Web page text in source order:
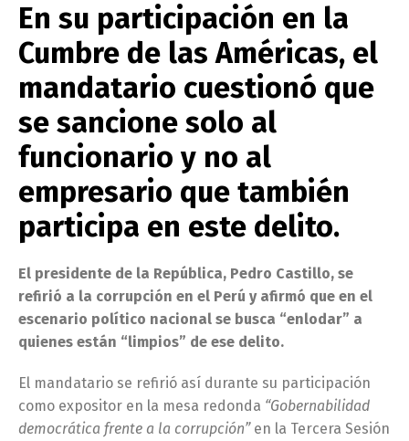
En su participación en la
Cumbre de las Américas, el
mandatario cuestionó que
se sancione solo al
funcionario y no al
empresario que también
participa en este delito.
El presidente de la República, Pedro Castillo, se
refirió a la corrupción en el Perú y afirmó que en el
escenario político nacional se busca “enlodar” a
quienes están “limpios” de ese delito.
El mandatario se refirió así durante su participación
como expositor en la mesa redonda “Gobernabilidad
democrática frente a la corrupción”en la Tercera Sesión